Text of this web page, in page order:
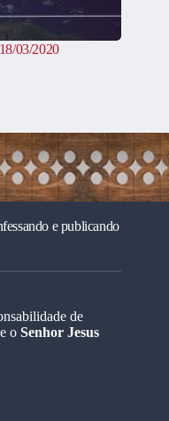
03/2020
e publicando
de
o Senhor Jesus